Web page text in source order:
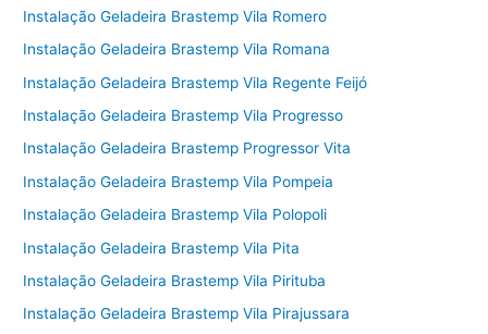
Instalação Geladeira Brastemp Vila Romero
Instalação Geladeira Brastemp Vila Romana
Instalação Geladeira Brastemp Vila Regente Feijó
Instalação Geladeira Brastemp Vila Progresso
Instalação Geladeira Brastemp Progressor Vita
Instalação Geladeira Brastemp Vila Pompeia
Instalação Geladeira Brastemp Vila Polopoli
Instalação Geladeira Brastemp Vila Pita
Instalação Geladeira Brastemp Vila Pirituba
Instalação Geladeira Brastemp Vila Pirajussara